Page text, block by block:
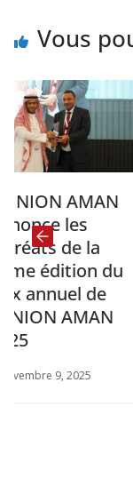
Vous
AMAN
les
de la
du
de
AMAN
9, 2025